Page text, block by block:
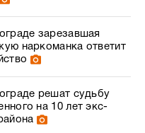
зарезавшая
наркоманка ответит
решат судьбу
на 10 лет экс-